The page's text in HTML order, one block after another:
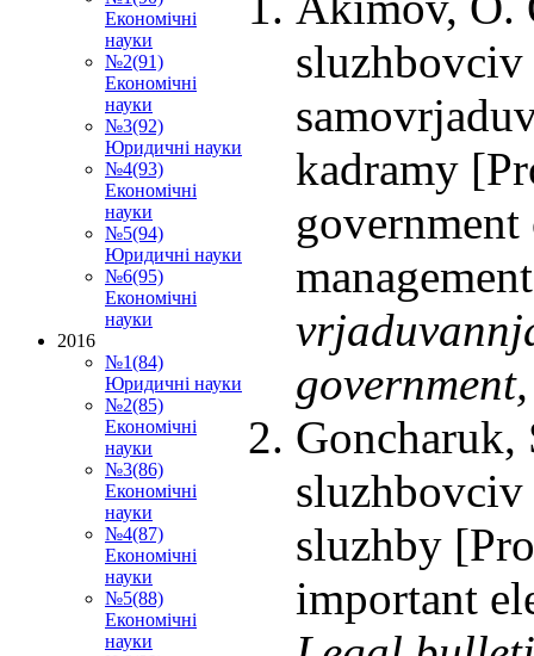
sluzhbovciv
kadramy
Goncharuk,
sluzhby
important
Економічні
науки
№2(91)
Економічні
науки
№3(92)
Юридичні науки
№4(93)
Економічні
науки
№5(94)
Юридичні науки
№6(95)
Економічні
науки
2016
№1(84)
Юридичні науки
№2(85)
Економічні
науки
№3(86)
Економічні
науки
№4(87)
Економічні
науки
№5(88)
Економічні
науки